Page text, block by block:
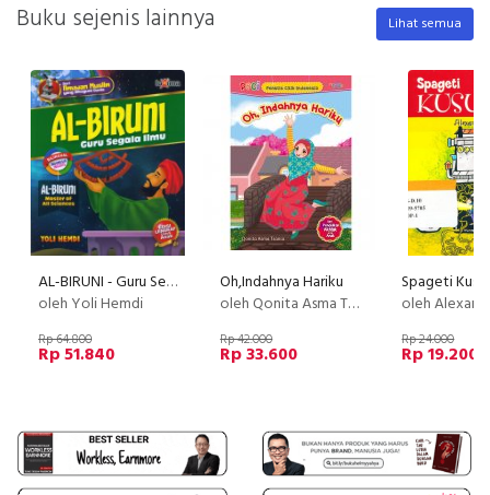
Buku sejenis lainnya Lihat semua
AL-BIRUNI - Guru Segala Ilmu (Bilingual Indonesia-Inggris)
oleh Yoli Hemdi
Rp 64.800
Rp 51.840
Oh,Indahnya Hariku
oleh Qonita Asma Tsania
Rp 42.000
Rp 33.600
Spageti
oleh Alexander
Rp 24.000
Rp 19.200